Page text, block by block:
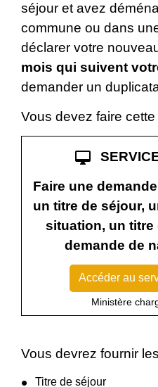
séjour et avez
commune ou dans
déclarer votre
mois qui suivent
demander un
Vous devez faire
desktop_mac
Faire une
un titre de séjour,
situation, un titre
demande de
Accéder au
Ministère
Vous devrez fournir
Titre de séjour